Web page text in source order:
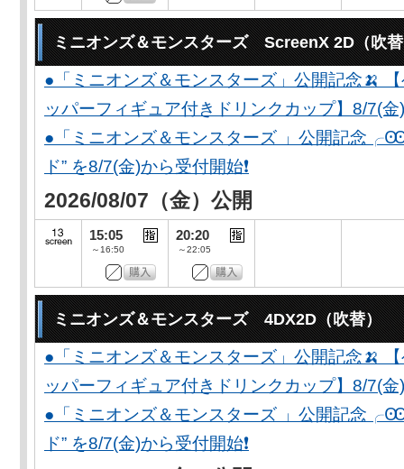
ミニオンズ＆モンスターズ ScreenX 2D（吹
●「ミニオンズ＆モンスターズ」公開記念🍌
ッパーフィギュア付きドリンクカップ】8/7(金
●「ミニオンズ＆モンスターズ 」公開記念
ド” を8/7(金)から受付開始❗️
2026/08/07（金）公開
15:05
～16:50
20:20
～22:05
ミニオンズ＆モンスターズ 4DX2D（吹替）
●「ミニオンズ＆モンスターズ」公開記念🍌
ッパーフィギュア付きドリンクカップ】8/7(金
●「ミニオンズ＆モンスターズ 」公開記念
ド” を8/7(金)から受付開始❗️